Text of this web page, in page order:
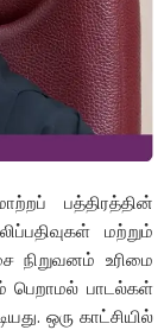
பத்திரத்தின்
மற்றும்
நிறுவனம் உரிமை
பெறாமல் பாடல்கள்
ஒரு காட்சியில்